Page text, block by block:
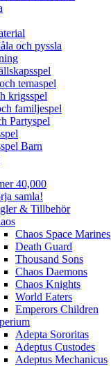
och pyssla
temaspel
krigsspel
familjespel
Partyspel
Barn
40,000
samla!
& Tillbehör
Chaos Space Marines
Death Guard
Thousand Sons
Chaos Daemons
Chaos Knights
World Eaters
Emperors Children
Adepta Sororitas
Adeptus Custodes
Adeptus Mechanicus